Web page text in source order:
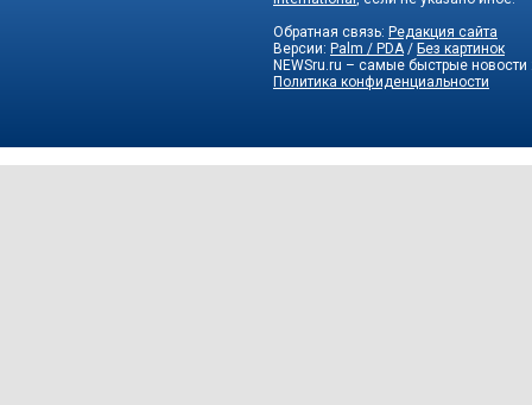
Обратная связь: Редакция сайта
Версии: Palm / PDA/ Без картинок
NEWSru.ru – самые быстрые новости
Политика конфиденциальности